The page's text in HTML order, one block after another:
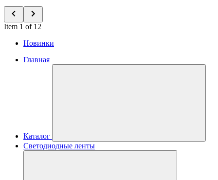
Item 1 of 12
Новинки
Главная
Каталог
Светодиодные ленты